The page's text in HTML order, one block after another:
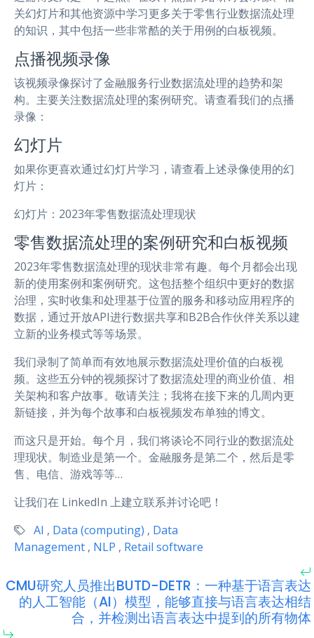
关幻灯片和其他资源中学习更多关于零售行业数据流处理
的知识，其中包括一些非常酷的关于用例的白板视频。
点播视频录像
该视频录像探讨了金融服务行业数据流处理的趋势和架
构。主要关注数据流处理的案例研究。请查看我们的点播
录像：
幻灯片
如果你更喜欢通过幻灯片学习，请查看上述录像使用的幻
灯片：
幻灯片：2023年零售数据流处理现状
零售数据流处理的案例研究和白板视频
2023年零售数据流处理的现状非常有趣。每个月都会出现
新的使用案例和案例研究。这包括整个组织中更好的数据
治理，实时收集和处理基于位置的服务和移动应用程序的
数据，通过开放API进行数据共享和B2B合作伙伴关系以建
立新的业务模式等等场景。
我们录制了简单而有效地展示数据流处理价值的白板视
频。这些五分钟的视频探讨了数据流处理的商业价值、相
关架构和客户故事。敬请关注；我将在接下来的几周内更
新链接，并为每个故事和白板视频发布单独的博文。
而这只是开始。每个月，我们将谈论不同行业的数据流处
理现状。制造业是第一个。金融服务是第二个，然后是零
售、电信、游戏等等…
让我们在 LinkedIn 上建立联系并讨论吧！
AI , Data (computing) , Data
Management , NLP , Retail software
CMU研究人员推出BUTD-DETR：一种基于语言表达
的人工智能（AI）模型，能够直接与语言表达相结
合，并检测出语言表达中提到的所有物体